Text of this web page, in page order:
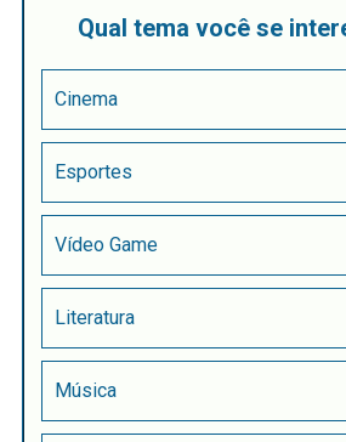
Qual tema você se
Cinema
Esportes
Vídeo Game
Literatura
Música